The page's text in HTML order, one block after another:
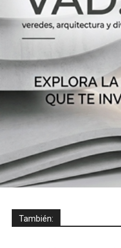
También: